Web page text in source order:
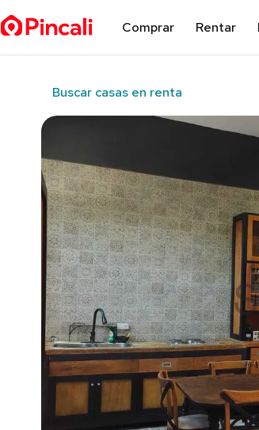
Comprar Rentar
Buscar casas en renta